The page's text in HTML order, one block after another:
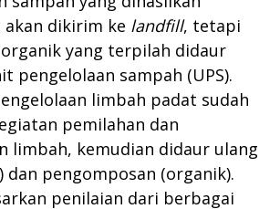
akan dikirim ke landfill, tetapi
yang terpilah didaur
pengelolaan sampah (UPS).
limbah padat sudah
pemilahan dan
limbah, kemudian didaur ulang
dan pengomposan (organik).
penilaian dari berbagai